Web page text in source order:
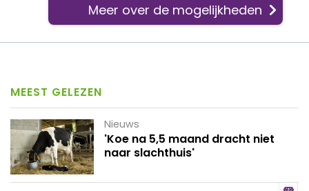
Meer over de mogelijkheden
MEEST GELEZEN
Nieuws
'Koe na 5,5 maand dracht niet
naar slachthuis'